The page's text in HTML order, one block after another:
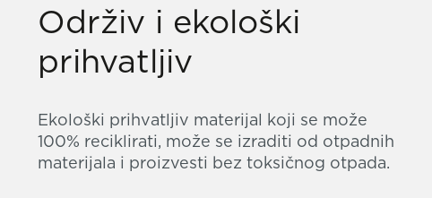
Održiv i ekološki
prihvatljiv
Ekološki prihvatljiv materijal koji se može
100% reciklirati, može se izraditi od otpadnih
materijala i proizvesti bez toksičnog otpada.